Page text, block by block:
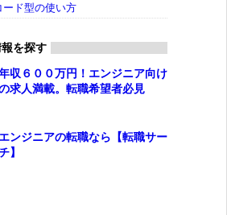
ード型の使い方
を探す
収６００万円！エンジニア向け
求人満載。転職希望者必見
エンジニアの転職なら【転職サー
】